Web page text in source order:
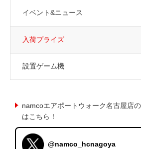
イベント&ニュース
入荷プライズ
設置ゲーム機
namcoエアポートウォーク名古屋店
はこちら！
@namco_hcnagoya